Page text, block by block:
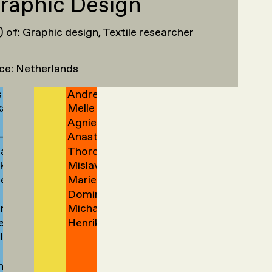
→
Yedidia
Mohammad
→
Yılmaztürk
Han
Yu 余
→
van
Zand
Lowies
Zanen
Zargham
Hannah
→
Zezegmaa
Wenrui
→
Zhi→
Andreas
Zidek
→
Melle
Zijlstra
→
Agnieszka
Zimolag
→
Anastasia
Zinner
Thordis
Erla
Zoega
→
Mislav
Žugaj
Marieke
Zwart
→
Dominique
Zwartelé
→
Micha
Zweifel
Henrik
of: Graphic design, Textile researcher
Netherlands